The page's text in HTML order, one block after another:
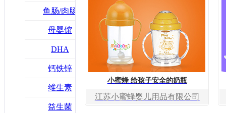
鱼肠/肉肠
母婴馆
DHA
钙铁锌
维生素
益生菌
小蜜蜂 给孩子安全的奶瓶
江苏小蜜蜂婴儿用品有限公司